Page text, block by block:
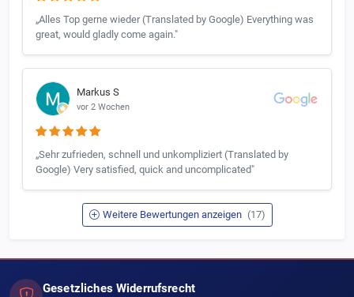
„Alles Top gerne wieder (Translated by Google) Everything was
great, would gladly come again."
Markus S
vor 2 Wochen
„Sehr zufrieden, schnell und unkompliziert (Translated by
Google) Very satisfied, quick and uncomplicated"
Weitere Bewertungen anzeigen (17)
Gesetzliches Widerrufsrecht